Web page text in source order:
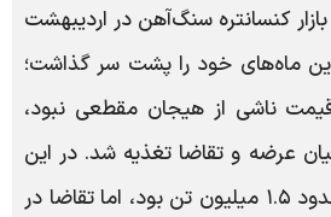
کنسانتره سنگ‌آهن در اردیبهشت
ماه‌های خود را پشت سر گذاشت؛
ناشی از هیجان مقطعی نبود،
عرضه و تقاضا تغذیه شد. در این
ماه، عرضۀ کنسانتره حدود ۱.۵ میلیون تن بود، اما تقاضا در